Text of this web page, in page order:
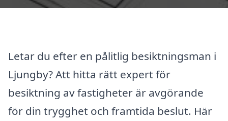
Letar du efter en pålitlig besiktningsman i
Ljungby? Att hitta rätt expert för
besiktning av fastigheter är avgörande
för din trygghet och framtida beslut. Här